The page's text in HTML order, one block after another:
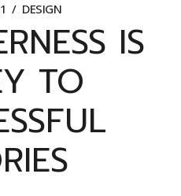
DESIGN
IS
TO